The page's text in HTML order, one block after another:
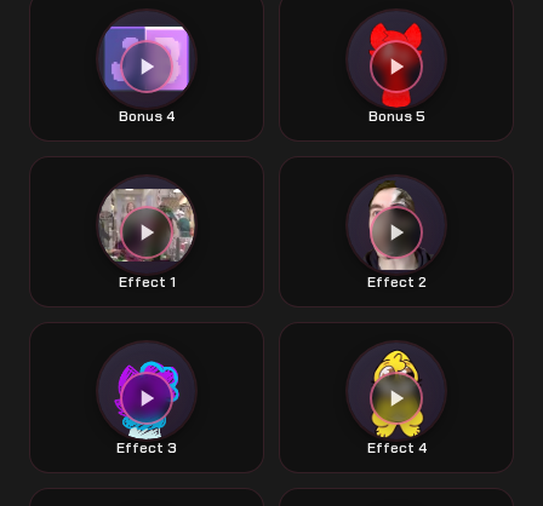
Bonus 4 Bonus 5
Effect 1 Effect 2
Effect 3 Effect 4